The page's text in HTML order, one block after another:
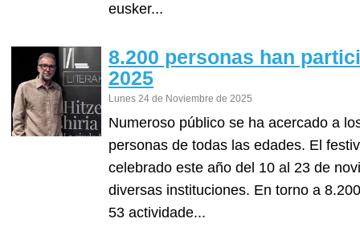
eusker...
8.200 personas han
2025
Lunes 24 de Noviembre de 2025
Numeroso público se ha acercado a
personas de todas las edades. El
celebrado este año del 10 al 23 de
diversas instituciones. En torno a
53 actividade...